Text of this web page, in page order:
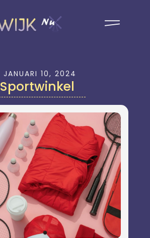
JANUARI 10, 2024
Sportwinkel